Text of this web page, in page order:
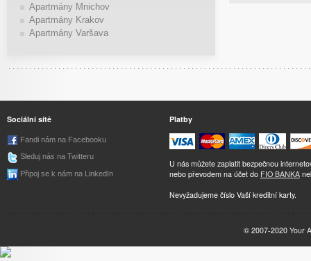
Apartmány Mnichov
Apartmány Krakov
Apartmány Varšava
Sociální sítě
Fandi nám na Facebooku
Sleduj nás na Twitteru
Připoj se k nám na LinkedIn
Platby
U nás můžete zaplatit bezpečnou
nebo převodem na účet do FIO BANKA
Nevyžadujeme číslo Vaší kreditní karty.
© 2007-2020 Your